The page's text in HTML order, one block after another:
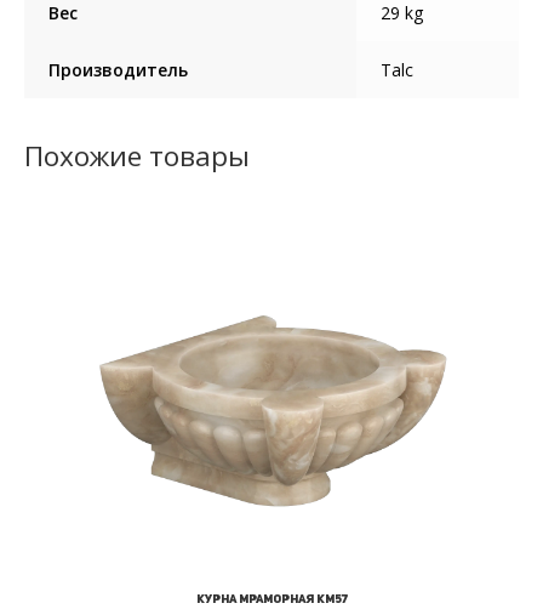
Вес 29 kg
Производитель Talc
Похожие товары
Курна мраморная КМ57